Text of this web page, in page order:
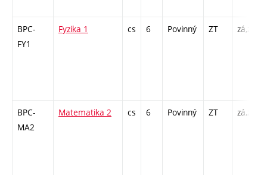
BPC-
FY1
Fyzika 1 cs 6 Povinný ZT zá,zk
BPC-
MA2
Matematika 2 cs 6 Povinný ZT zá,zk